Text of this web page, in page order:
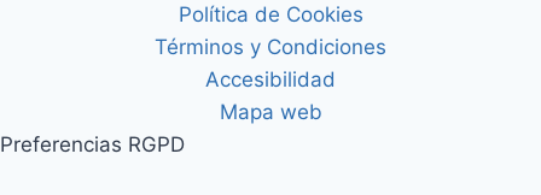
Política de Cookies
Términos y Condiciones
Accesibilidad
Mapa web
Preferencias RGPD